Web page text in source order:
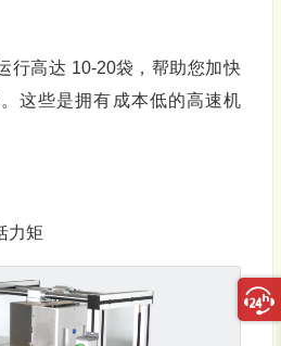
行高达 10-20袋，帮助您加快
这些是拥有成本低的高速机
力矩